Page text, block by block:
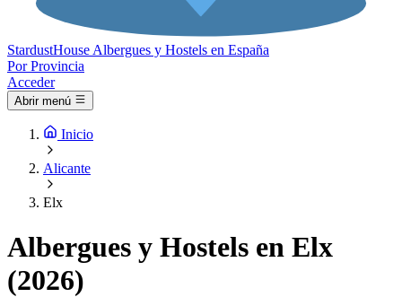
StardustHouse Albergues y Hostels en España
Por Provincia
Acceder
Abrir menú
Inicio
Alicante
Elx
Albergues y Hostels en Elx
(2026)